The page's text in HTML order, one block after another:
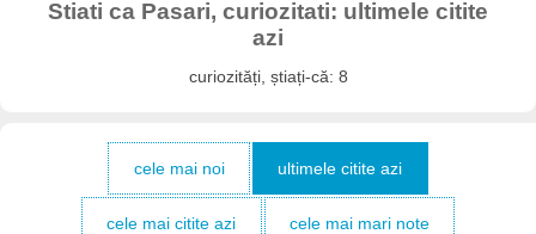
Stiati ca Pasari, curiozitati: ultimele citite
azi
curiozități, știați-că: 8
cele mai noi ultimele citite azi
cele mai citite azi cele mai mari note